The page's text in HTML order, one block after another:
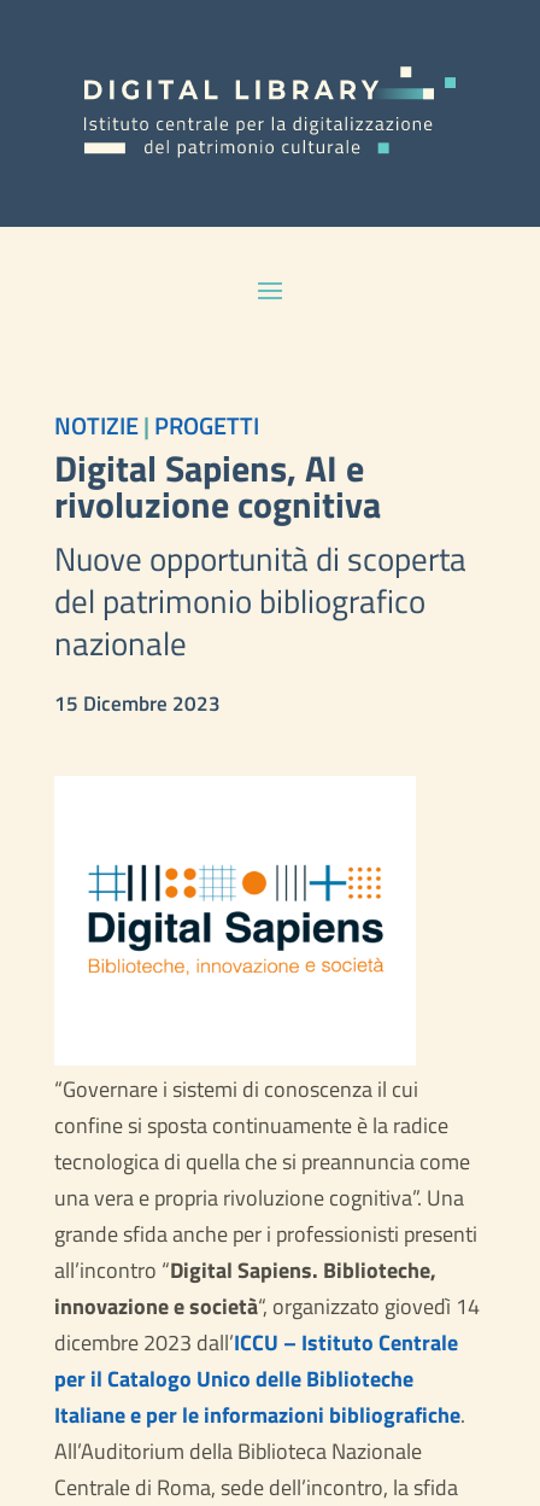
NOTIZIE|PROGETTI
Digital Sapiens, AI e
rivoluzione cognitiva
Nuove opportunità di scoperta
del patrimonio bibliografico
nazionale
15 Dicembre 2023
“Governare i sistemi di conoscenza il cui
confine si sposta continuamente è la radice
tecnologica di quella che si preannuncia come
una vera e propria rivoluzione cognitiva”. Una
grande sfida anche per i professionisti presenti
all’incontro “Digital Sapiens. Biblioteche,
innovazione e società“, organizzato giovedì 14
dicembre 2023 dall’ICCU – Istituto Centrale
per il Catalogo Unico delle Biblioteche
Italiane e per le informazioni bibliografiche.
All’Auditorium della Biblioteca Nazionale
Centrale di Roma, sede dell’incontro, la sfida